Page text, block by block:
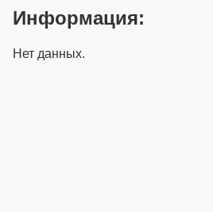
Информация:
Нет данных.